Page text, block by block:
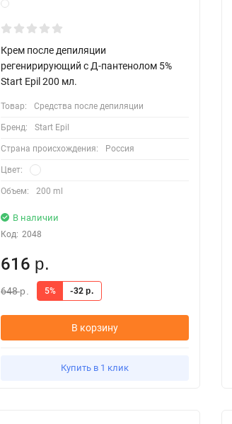
Крем после депиляции
регенирирующий с Д-пантенолом 5%
Start Epil 200 мл.
Товар: Средства после депиляции
Бренд: Start Epil
Страна происхождения: Россия
Цвет:
Объем: 200 ml
В наличии
Код: 2048
616 р.
648р. 5% -32 р.
В корзину
Купить в 1 клик